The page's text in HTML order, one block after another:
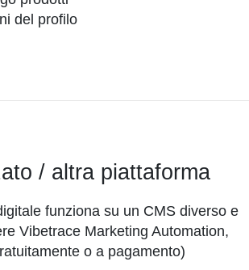
del profilo
/ altra piattaforma
funziona su un CMS diverso e
Vibetrace Marketing Automation,
o a pagamento)